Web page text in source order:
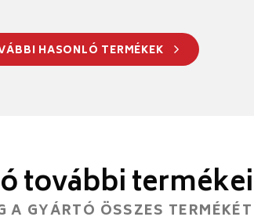
HASONLÓ TERMÉKEK
további termékei
A GYÁRTÓ ÖSSZES TERMÉKÉT